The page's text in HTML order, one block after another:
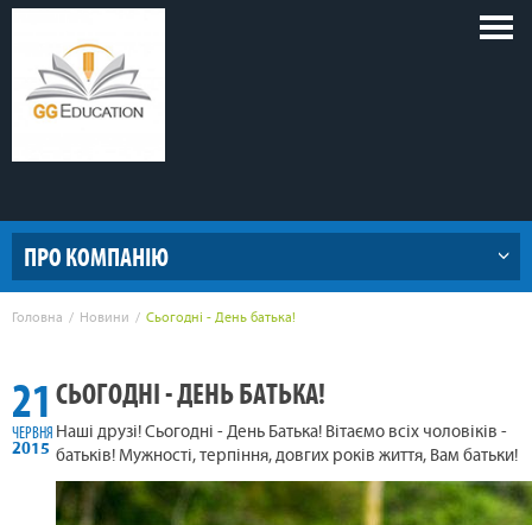
ПРО КОМПАНІЮ
Головна Новини Сьогодні - День батька!
21
ЧЕРВНЯ
2015
СЬОГОДНІ - ДЕНЬ БАТЬКА!
Наші друзі! Сьогодні - День Батька! Вітаємо всіх чоловіків -
батьків! Мужності, терпіння, довгих років життя, Вам батьки!